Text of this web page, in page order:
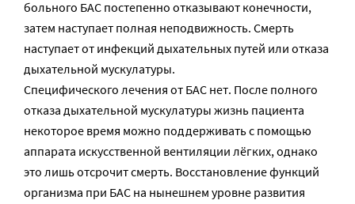
больного БАС постепенно отказывают конечности,
затем наступает полная неподвижность. Смерть
наступает от инфекций дыхательных путей или отказа
дыхательной мускулатуры.
Специфического лечения от БАС нет. После полного
отказа дыхательной мускулатуры жизнь пациента
некоторое время можно поддерживать с помощью
аппарата искусственной вентиляции лёгких, однако
это лишь отсрочит смерть. Восстановление функций
организма при БАС на нынешнем уровне развития